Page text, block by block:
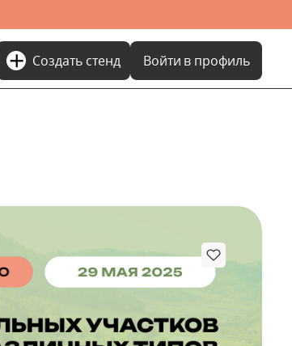
add Создать стенд Войти в профиль